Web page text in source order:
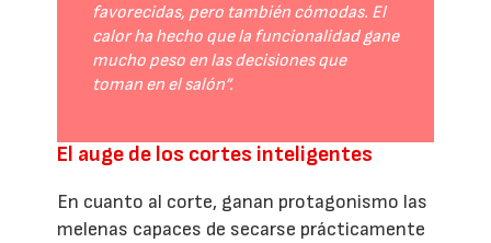
favorecidas, pero también cómodas. El
calor ha hecho que la funcionalidad gane
mucho peso en las decisiones que
toman en el salón”.
El auge de los cortes inteligentes
En cuanto al corte, ganan protagonismo las
melenas capaces de secarse prácticamente